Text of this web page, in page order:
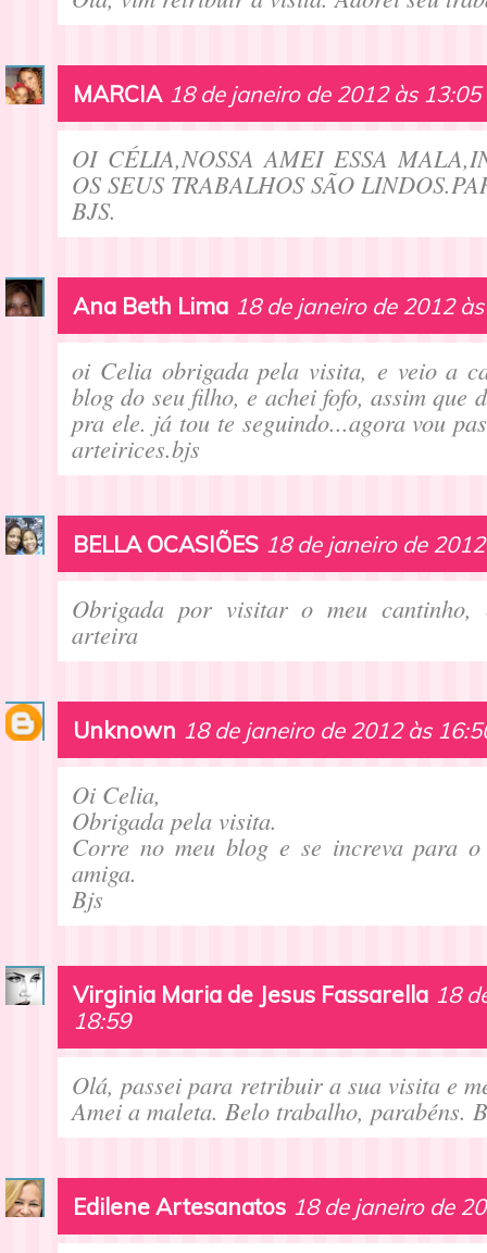
MARCIA 18 de janeiro de 2012 às 13:05
OI CÉLIA,NOSSA AMEI ESSA
OS SEUS TRABALHOS SÃO
BJS.
Ana Beth Lima 18 de janeiro de 2012
oi Celia obrigada pela visita, e veio a
blog do seu filho, e achei fofo, assim que
pra ele. já tou te seguindo...agora vou
arteirices.bjs
BELLA OCASIÕES 18 de janeiro de
Obrigada por visitar o meu cantinho,
arteira
Unknown 18 de janeiro de 2012 às
Oi Celia,
Obrigada pela visita.
Corre no meu blog e se increva para
amiga.
Bjs
Virginia Maria de Jesus Fassarella 18
18:59
Olá, passei para retribuir a sua visita e
Amei a maleta. Belo trabalho, parabéns.
Edilene Artesanatos 18 de janeiro de